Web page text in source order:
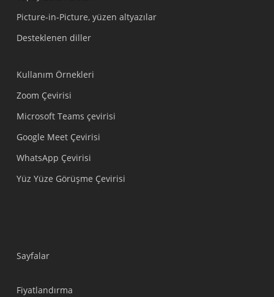
Picture-in-Picture, yüzen altyazılar
Desteklenen diller
Kullanım Örnekleri
Zoom Çevirisi
Microsoft Teams çevirisi
Google Meet Çevirisi
WhatsApp Çevirisi
Yüz Yüze Görüşme Çevirisi
Sayfalar
Fiyatlandırma